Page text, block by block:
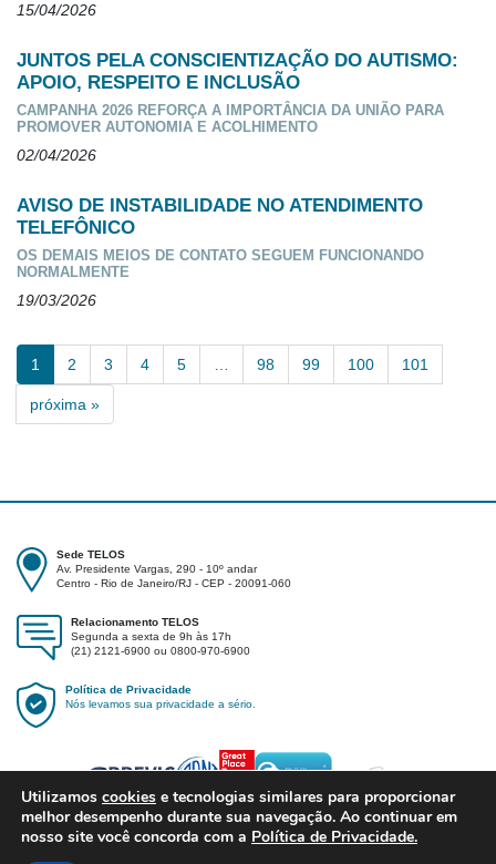
15/04/2026
JUNTOS PELA CONSCIENTIZAÇÃO DO AUTISMO:
APOIO, RESPEITO E INCLUSÃO
CAMPANHA 2026 REFORÇA A IMPORTÂNCIA DA UNIÃO PARA
PROMOVER AUTONOMIA E ACOLHIMENTO
02/04/2026
AVISO DE INSTABILIDADE NO ATENDIMENTO
TELEFÔNICO
OS DEMAIS MEIOS DE CONTATO SEGUEM FUNCIONANDO
NORMALMENTE
19/03/2026
1 2 3 4 5 98 99 100 101
próxima »
Sede TELOS
Av. Presidente Vargas, 290 - 10º andar
Centro - Rio de Janeiro/RJ - CEP - 20091-060
Relacionamento TELOS
Segunda a sexta de 9h às 17h
(21) 2121-6900 ou 0800-970-6900
Política de Privacidade
Nós levamos sua privacidade a sério.
Utilizamos cookies e tecnologias similares para proporcionar
melhor desempenho durante sua navegação. Ao continuar em
nosso site você concorda com a Política de Privacidade.